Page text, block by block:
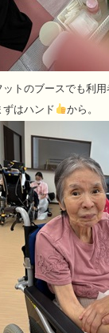
ットのブースでも利
ずはハンド
から。